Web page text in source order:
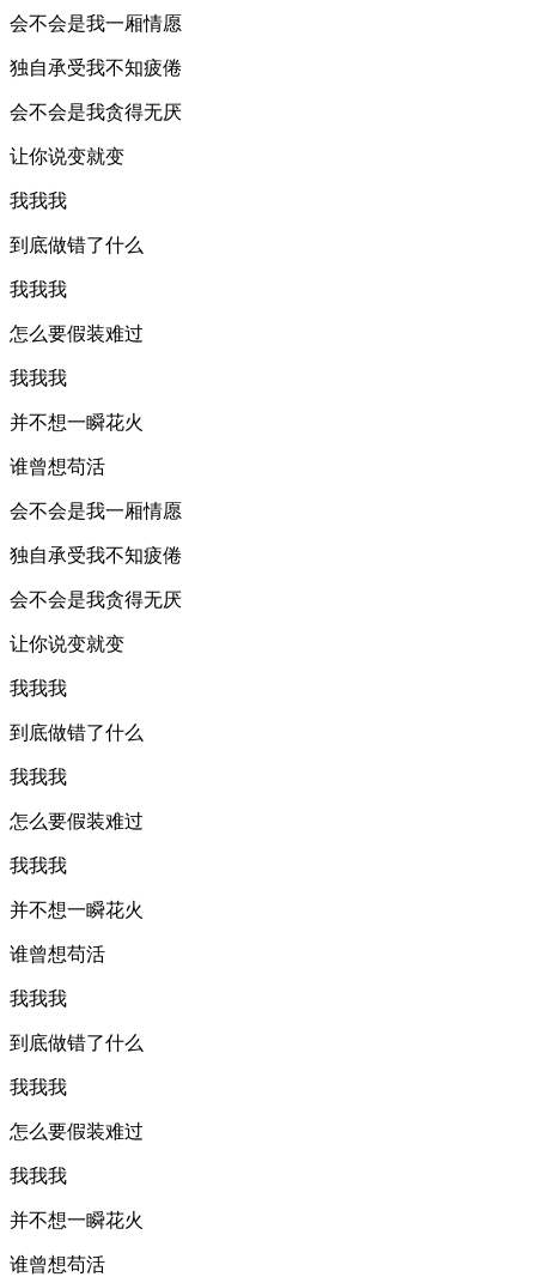
会不会是我一厢情愿
独自承受我不知疲倦
会不会是我贪得无厌
让你说变就变
我我我
到底做错了什么
我我我
怎么要假装难过
我我我
并不想一瞬花火
谁曾想苟活
会不会是我一厢情愿
独自承受我不知疲倦
会不会是我贪得无厌
让你说变就变
我我我
到底做错了什么
我我我
怎么要假装难过
我我我
并不想一瞬花火
谁曾想苟活
我我我
到底做错了什么
我我我
怎么要假装难过
我我我
并不想一瞬花火
谁曾想苟活